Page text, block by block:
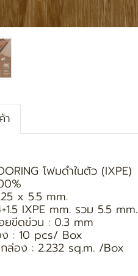
า
โฟมดำในตัว (IXPE)
x 5.5 mm.
IXPE mm. รวม 5.5 mm.
ยขีดข่วน : 0.3 mm
: 10 pcs/ Box
ล่อง : 2.232 sq.m. /Box